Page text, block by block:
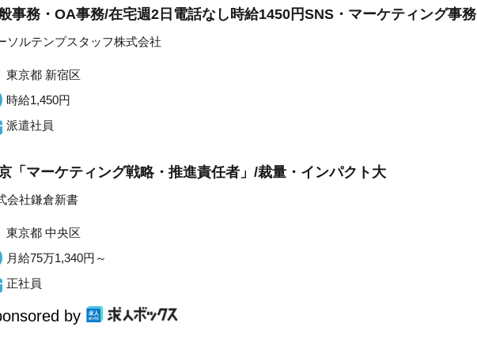
事務・OA事務/在宅週2日電話なし時給1450円SNS・マーケティング事務
ソルテンプスタッフ株式会社
東京都 新宿区
時給1,450円
派遣社員
「マーケティング戦略・推進責任者」/裁量・インパクト大
会社鎌倉新書
東京都 中央区
月給75万1,340円～
正社員
by